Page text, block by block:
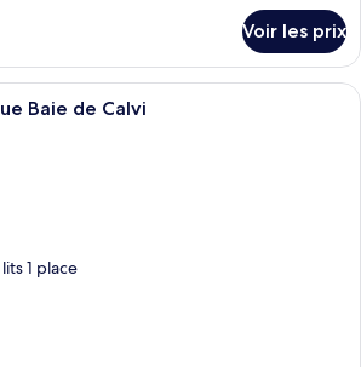
Voir les prix
Une chambre d’hôtel avec un
Baie de Calvi
1 place